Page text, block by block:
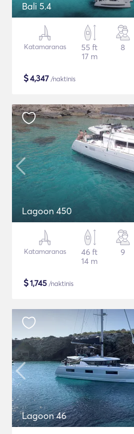
Bali 5.4
Katamaranas
55 ft
17 m
8
$4,347 /naktinis
Lagoon 450
Katamaranas
46 ft
14 m
9
$1,745 /naktinis
Lagoon 46